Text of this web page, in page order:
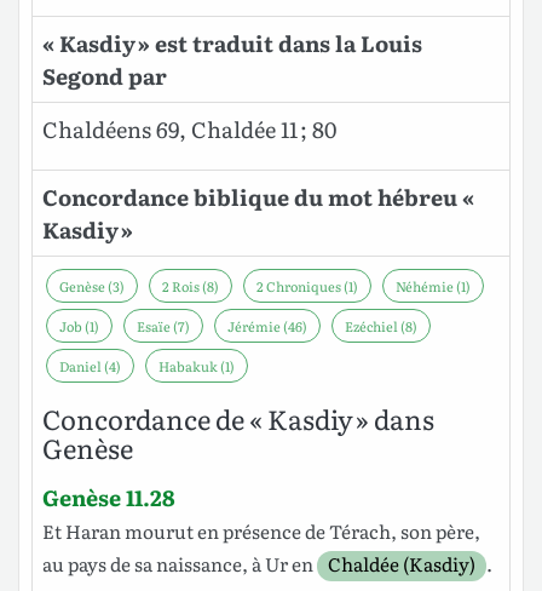
« Kasdiy » est traduit dans la Louis
Segond par
Chaldéens 69, Chaldée 11 ; 80
Concordance biblique du mot hébreu «
Kasdiy »
Genèse (3) 2 Rois (8) 2 Chroniques (1) Néhémie (1)
Job (1) Esaïe (7) Jérémie (46) Ezéchiel (8)
Daniel (4) Habakuk (1)
Concordance de « Kasdiy » dans
Genèse
Genèse 11.28
EtHaranmourutenprésencedeTérach, sonpère,
aupaysde sanaissance, àUren Chaldée (Kasdiy) .